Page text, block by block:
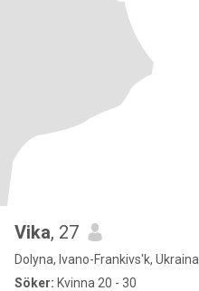
Vika, 27
Dolyna, Ivano-Frankivs'k, Ukraina
Söker: Kvinna 20 - 30